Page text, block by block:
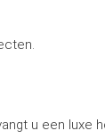
u een luxe